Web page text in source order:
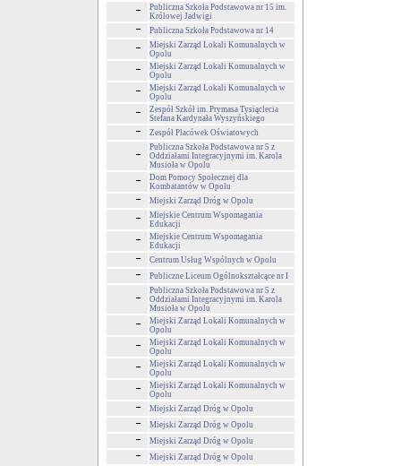
Publiczna Szkoła Podstawowa nr 15 im.
Królowej Jadwigi
Publiczna Szkoła Podstawowa nr 14
Miejski Zarząd Lokali Komunalnych w
Opolu
Miejski Zarząd Lokali Komunalnych w
Opolu
Miejski Zarząd Lokali Komunalnych w
Opolu
Zespół Szkół im. Prymasa Tysiąclecia
Stefana Kardynała Wyszyńskiego
Zespół Placówek Oświatowych
Publiczna Szkoła Podstawowa nr 5 z
Oddziałami Integracyjnymi im. Karola
Musioła w Opolu
Dom Pomocy Społecznej dla
Kombatantów w Opolu
Miejski Zarząd Dróg w Opolu
Miejskie Centrum Wspomagania
Edukacji
Miejskie Centrum Wspomagania
Edukacji
Centrum Usług Wspólnych w Opolu
Publiczne Liceum Ogólnokształcące nr I
Publiczna Szkoła Podstawowa nr 5 z
Oddziałami Integracyjnymi im. Karola
Musioła w Opolu
Miejski Zarząd Lokali Komunalnych w
Opolu
Miejski Zarząd Lokali Komunalnych w
Opolu
Miejski Zarząd Lokali Komunalnych w
Opolu
Miejski Zarząd Lokali Komunalnych w
Opolu
Miejski Zarząd Dróg w Opolu
Miejski Zarząd Dróg w Opolu
Miejski Zarząd Dróg w Opolu
Miejski Zarząd Dróg w Opolu